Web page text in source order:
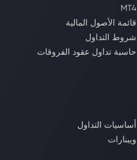
MT4
قائمة الأصول المالية
شروط التداول
حاسبة تداول عقود الفروقات
أساسيات التداول
ويبنارات